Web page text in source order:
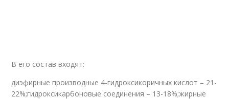
В его состав входят:
диэфирные производные 4-гидроксикоричных кислот – 21-
22%;гидроксикарбоновые соединения – 13-18%;жирные